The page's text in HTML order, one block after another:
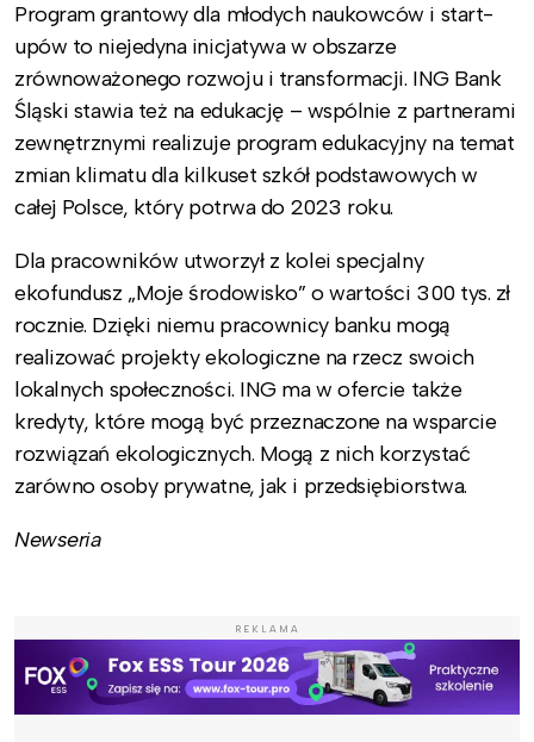
Program grantowy dla młodych naukowców i start-
upów to niejedyna inicjatywa w obszarze
zrównoważonego rozwoju i transformacji. ING Bank
Śląski stawia też na edukację – wspólnie z partnerami
zewnętrznymi realizuje program edukacyjny na temat
zmian klimatu dla kilkuset szkół podstawowych w
całej Polsce, który potrwa do 2023 roku.
Dla pracowników utworzył z kolei specjalny
ekofundusz „Moje środowisko” o wartości 300 tys. zł
rocznie. Dzięki niemu pracownicy banku mogą
realizować projekty ekologiczne na rzecz swoich
lokalnych społeczności. ING ma w ofercie także
kredyty, które mogą być przeznaczone na wsparcie
rozwiązań ekologicznych. Mogą z nich korzystać
zarówno osoby prywatne, jak i przedsiębiorstwa.
Newseria
REKLAMA